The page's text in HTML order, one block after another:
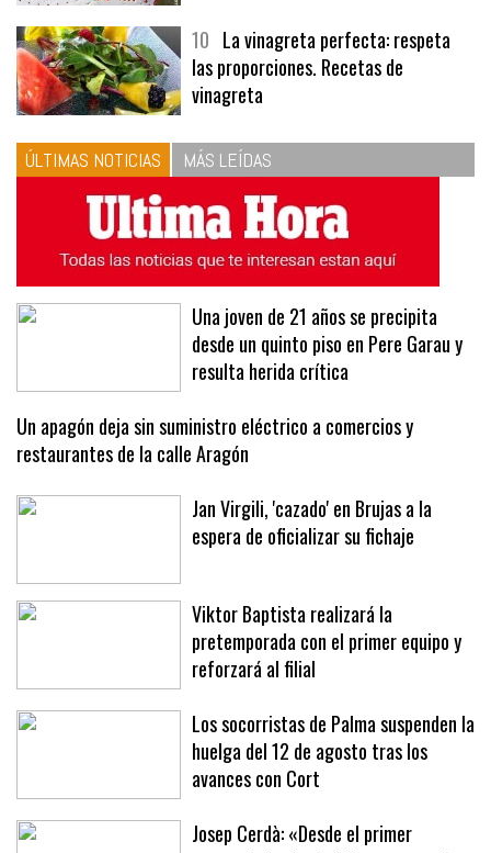
10 La vinagreta perfecta: respeta
las proporciones. Recetas de
vinagreta
ÚLTIMAS NOTICIAS MÁS LEÍDAS
Una joven de 21 años se precipita
desde un quinto piso en Pere Garau y
resulta herida crítica
Un apagón deja sin suministro eléctrico a comercios y
restaurantes de la calle Aragón
Jan Virgili, 'cazado' en Brujas a la
espera de oficializar su fichaje
Viktor Baptista realizará la
pretemporada con el primer equipo y
reforzará al filial
Los socorristas de Palma suspenden la
huelga del 12 de agosto tras los
avances con Cort
Josep Cerdà: «Desde el primer